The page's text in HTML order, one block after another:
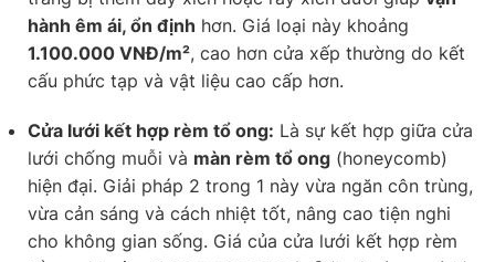
hành êm ái, ổn định hơn. Giá loại này khoảng
1.100.000 VNĐ/m², cao hơn cửa xếp thường do kết
cấu phức tạp và vật liệu cao cấp hơn.
Cửa lưới kết hợp rèm tổ ong: Là sự kết hợp giữa cửa
lưới chống muỗi và màn rèm tổ ong (honeycomb)
hiện đại. Giải pháp 2 trong 1 này vừa ngăn côn trùng,
vừa cản sáng và cách nhiệt tốt, nâng cao tiện nghi
cho không gian sống. Giá của cửa lưới kết hợp rèm